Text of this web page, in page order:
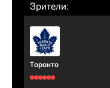
Зрители:
Торонто